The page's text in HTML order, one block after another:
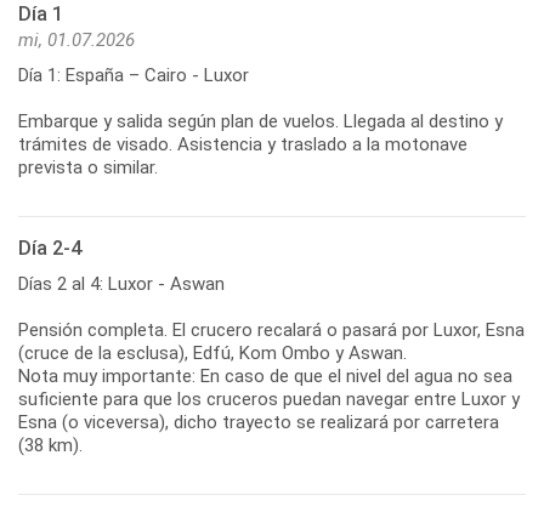
Día 1
mi, 01.07.2026
Día 1: España – Cairo - Luxor
Embarque y salida según plan de vuelos. Llegada al destino y
trámites de visado. Asistencia y traslado a la motonave
prevista o similar.
Día 2-4
Días 2 al 4: Luxor - Aswan
Pensión completa. El crucero recalará o pasará por Luxor, Esna
(cruce de la esclusa), Edfú, Kom Ombo y Aswan.
Nota muy importante: En caso de que el nivel del agua no sea
suficiente para que los cruceros puedan navegar entre Luxor y
Esna (o viceversa), dicho trayecto se realizará por carretera
(38 km).